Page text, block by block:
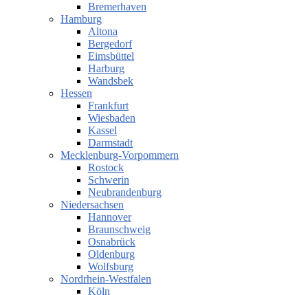
Bremerhaven
Hamburg
Altona
Bergedorf
Eimsbüttel
Harburg
Wandsbek
Hessen
Frankfurt
Wiesbaden
Kassel
Darmstadt
Mecklenburg-Vorpommern
Rostock
Schwerin
Neubrandenburg
Niedersachsen
Hannover
Braunschweig
Osnabrück
Oldenburg
Wolfsburg
Nordrhein-Westfalen
Köln